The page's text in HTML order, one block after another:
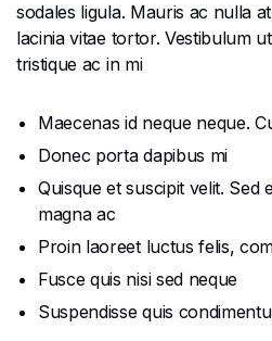
sodales ligula. Mauris ac nulla
lacinia vitae tortor. Vestibulum
tristique ac in mi
Maecenas id neque neque.
Donec porta dapibus mi
Quisque et suscipit velit.
magna ac
Proin laoreet luctus felis,
Fusce quis nisi sed neque
Suspendisse quis